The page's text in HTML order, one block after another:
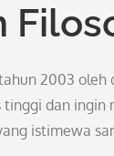
2003
dan
istimewa